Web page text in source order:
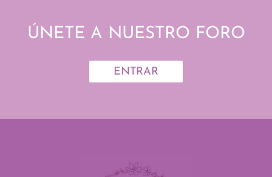
ÚNETE A NUESTRO FORO
ENTRAR